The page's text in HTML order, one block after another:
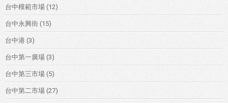
台中模範市場 (12)
台中永興街 (15)
台中港 (3)
台中第一廣場 (3)
台中第三市場 (5)
台中第二市場 (27)